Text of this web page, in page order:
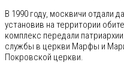
В 1990 году, москвичи отдали
установив на территории
комплекс передали
службы в церкви Марфы и
Покровской церкви.